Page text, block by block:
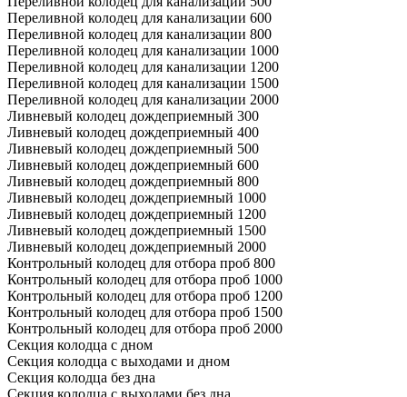
Переливной колодец для канализации 600
Переливной колодец для канализации 800
Переливной колодец для канализации 1000
Переливной колодец для канализации 1200
Переливной колодец для канализации 1500
Переливной колодец для канализации 2000
Ливневый колодец дождеприемный 300
Ливневый колодец дождеприемный 400
Ливневый колодец дождеприемный 500
Ливневый колодец дождеприемный 600
Ливневый колодец дождеприемный 800
Ливневый колодец дождеприемный 1000
Ливневый колодец дождеприемный 1200
Ливневый колодец дождеприемный 1500
Ливневый колодец дождеприемный 2000
Контрольный колодец для отбора проб 800
Контрольный колодец для отбора проб 1000
Контрольный колодец для отбора проб 1200
Контрольный колодец для отбора проб 1500
Контрольный колодец для отбора проб 2000
Секция колодца с дном
Секция колодца с выходами и дном
Секция колодца без дна
Секция колодца с выходами без дна